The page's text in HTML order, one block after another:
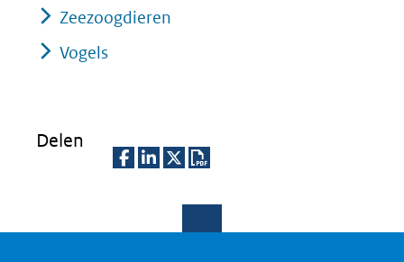
Zeezoogdieren
Vogels
Delen